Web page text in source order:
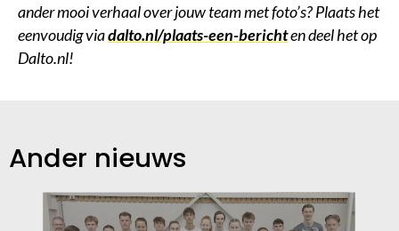
ander mooi verhaal over jouw team met foto’s? Plaats het
eenvoudig viadalto.nl/plaats-een-berichten deel het op
Dalto.nl!
Ander nieuws